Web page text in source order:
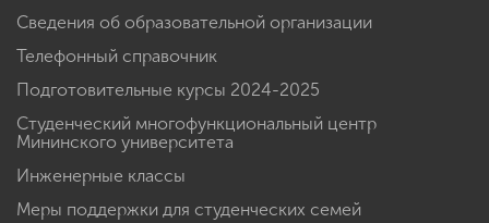
Сведения об образовательной организации
Телефонный справочник
Подготовительные курсы 2024-2025
Студенческий многофункциональный центр
Мининского университета
Инженерные классы
Меры поддержки для студенческих семей